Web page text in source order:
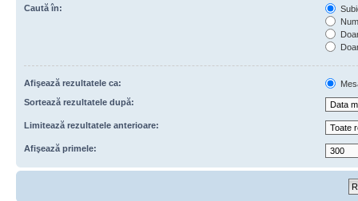
Caută în:
Afişează rezultatele ca:
Sortează rezultatele după:
Limitează rezultatele anterioare:
Afişează primele: